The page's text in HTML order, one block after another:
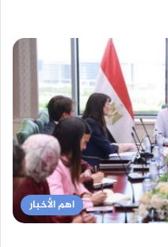
اهم الأخبار